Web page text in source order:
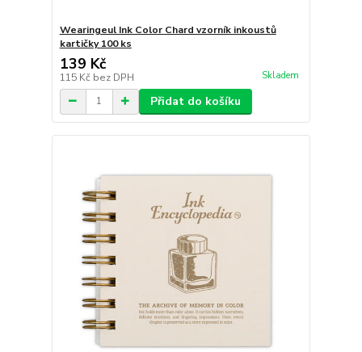
Wearingeul Ink Color Chard vzorník inkoustů
kartičky 100 ks
139 Kč
115 Kč bez DPH Skladem
Přidat do košíku